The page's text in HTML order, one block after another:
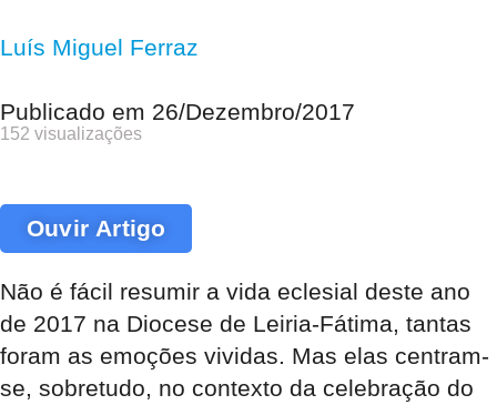
Luís Miguel Ferraz
Publicado em 26/Dezembro/2017
152 visualizações
Ouvir Artigo
Não é fácil resumir a vida eclesial deste ano
de 2017 na Diocese de Leiria-Fátima, tantas
foram as emoções vividas. Mas elas centram-
se, sobretudo, no contexto da celebração do